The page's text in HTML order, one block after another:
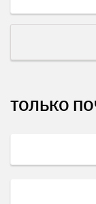
ТОЛЬКО